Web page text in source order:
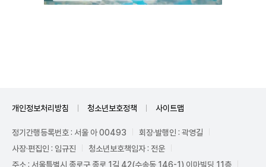
개인정보처리방침 청소년보호정책 사이트맵
정기간행등록번호 : 서울 아 00493
회장·발행인 : 곽영길
사장·편집인 : 임규진
청소년보호책임자 : 전운
주소 : 서울특별시 종로구 종로 1길 42(수송동 146-1) 이마빌딩 11층